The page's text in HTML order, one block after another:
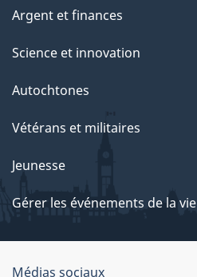
Argent et finances
Science et innovation
Autochtones
Vétérans et militaires
Jeunesse
Gérer les événements de la vie
Médias sociaux